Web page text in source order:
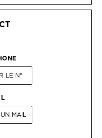
LE N°
MAIL